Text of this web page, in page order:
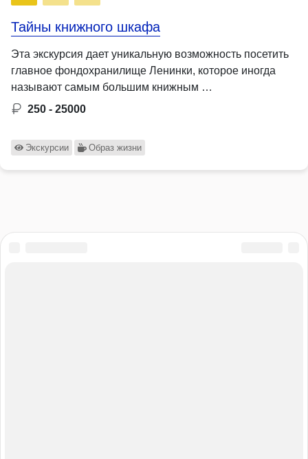
Тайны книжного шкафа
Эта экскурсия дает уникальную возможность посетить
главное фондохранилище Ленинки, которое иногда
называют самым большим книжным …
250 - 25000
Экскурсии Образ жизни